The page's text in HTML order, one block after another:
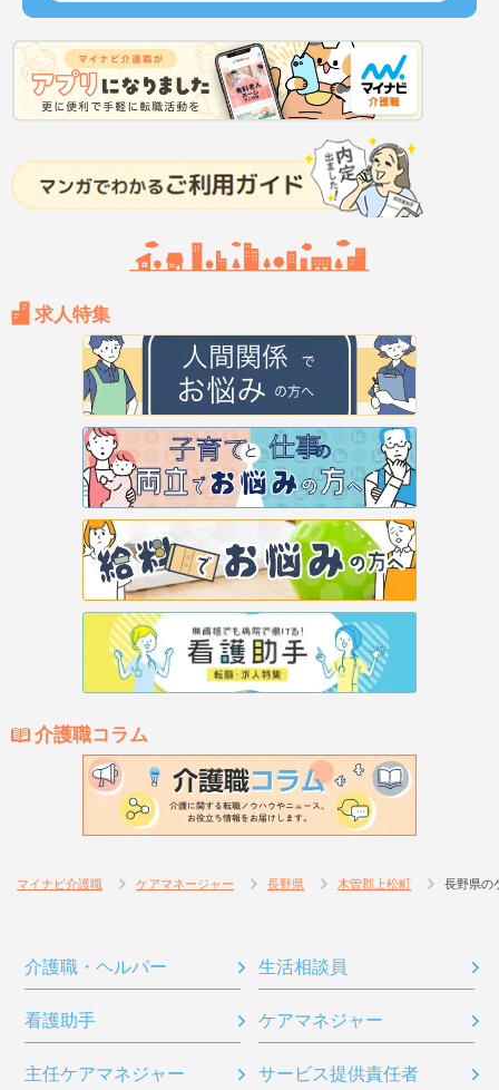
求人特集
介護職コラム
マイナビ介護職 ケアマネージャー 長野県 木曽郡上松町 長野県の
介護職・ヘルパー 生活相談員
看護助手 ケアマネジャー
主任ケアマネジャー サービス提供責任者